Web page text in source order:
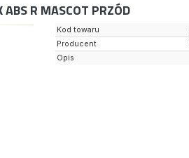
ABS R MASCOT PRZÓD
Kod towaru
Producent
Opis